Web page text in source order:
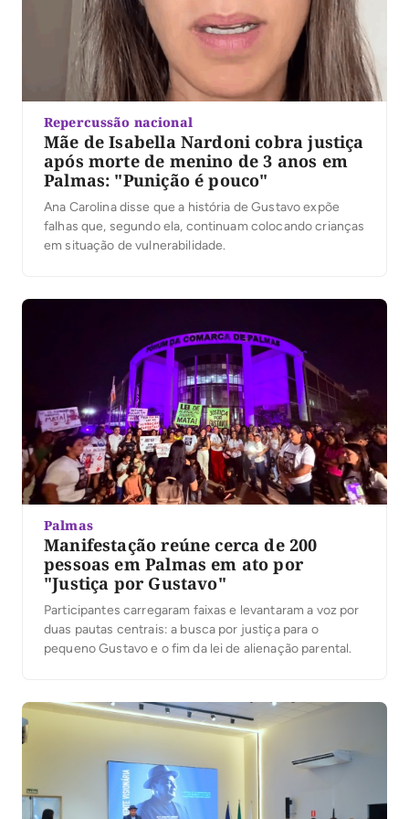
Repercussão nacional
Mãe de Isabella Nardoni cobra justiça
após morte de menino de 3 anos em
Palmas: "Punição é pouco"
Ana Carolina disse que a história de Gustavo expõe
falhas que, segundo ela, continuam colocando crianças
em situação de vulnerabilidade.
Palmas
Manifestação reúne cerca de 200
pessoas em Palmas em ato por
"Justiça por Gustavo"
Participantes carregaram faixas e levantaram a voz por
duas pautas centrais: a busca por justiça para o
pequeno Gustavo e o fim da lei de alienação parental.